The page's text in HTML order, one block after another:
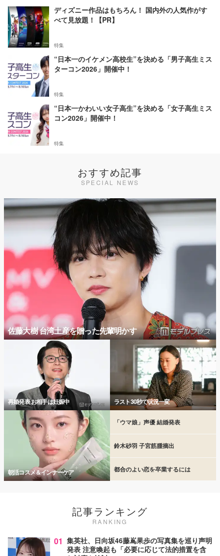
ディズニー作品はもちろん！ 国内外の人気作がす
べて見放題！【PR】
特集
“日本一のイケメン高校生”を決める「男子高生ミス
ターコン2026」開催中！
特集
“日本一かわいい女子高生”を決める「女子高生ミス
コン2026」開催中！
特集
おすすめ記事
SPECIAL NEWS
佐藤大樹 台湾土産を贈った先輩明かす
再婚発表 お相手は妊娠中 ラスト30秒で状況一変
朝活コスメ＆インナーケア
「ウマ娘」声優 結婚発表
鈴木砂羽 子宮筋腫摘出
都合のよい恋を卒業するには
記事ランキング
RANKING
01 集英社、日向坂46藤嶌果歩の写真集を巡り声明
発表 注意喚起も「必要に応じて法的措置を含